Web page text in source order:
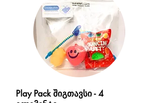
Play Pack შიგთავსი - 4